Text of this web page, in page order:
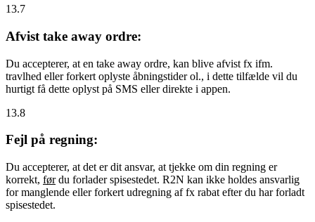
13.7
Afvist take away ordre:
Du accepterer, at en take away ordre, kan blive afvist fx ifm.
travlhed eller forkert oplyste åbningstider ol., i dette tilfælde vil du
hurtigt få dette oplyst på SMS eller direkte i appen.
13.8
Fejl på regning:
Du accepterer, at det er dit ansvar, at tjekke om din regning er
korrekt, førdu forlader spisestedet. R2N kan ikke holdes ansvarlig
for manglende eller forkert udregning af fx rabat efter du har forladt
spisestedet.